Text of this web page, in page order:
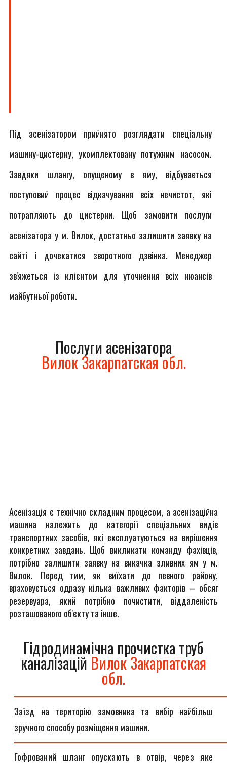
Під асенізатором прийнято розглядати спеціальну
машину-цистерну, укомплектовану потужним насосом.
Завдяки шлангу, опущеному в яму, відбувається
поступовий процес відкачування всіх нечистот, які
потрапляють до цистерни. Щоб замовити послуги
асенізатора у м. Вилок, достатньо залишити заявку на
сайті і дочекатися зворотного дзвінка. Менеджер
зв'яжеться із клієнтом для уточнення всіх нюансів
майбутньої роботи.
Послуги асенізатора
Вилок Закарпатская обл.
Асенізація є технічно складним процесом, а асенізаційна
машина належить до категорії спеціальних видів
транспортних засобів, які експлуатуються на вирішення
конкретних завдань. Щоб викликати команду фахівців,
потрібно залишити заявку на викачка зливних ям у м.
Вилок. Перед тим, як виїхати до певного району,
враховується одразу кілька важливих факторів – обсяг
резервуара, який потрібно почистити, віддаленість
розташованого об'єкту та інше.
Гідродинамічна прочистка труб
каналізацій Вилок Закарпатская
обл.
Заїзд на територію замовника та вибір найбільш
зручного способу розміщення машини.
Гофрований шланг опускають в отвір, через яке